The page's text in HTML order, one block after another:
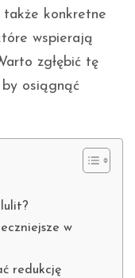
konkretne
wspierają
zgłębić tę
osiągnąć
w
redukcję